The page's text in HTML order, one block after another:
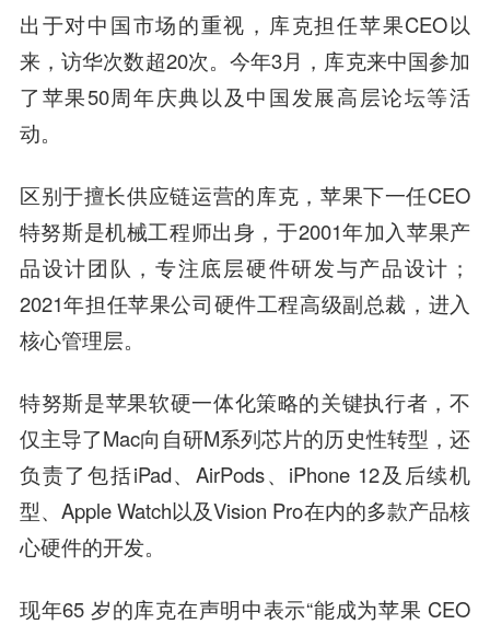
出于对中国市场的重视，库克担任苹果CEO以
来，访华次数超20次。今年3月，库克来中国参加
了苹果50周年庆典以及中国发展高层论坛等活
动。
区别于擅长供应链运营的库克，苹果下一任CEO
特努斯是机械工程师出身，于2001年加入苹果产
品设计团队，专注底层硬件研发与产品设计；
2021年担任苹果公司硬件工程高级副总裁，进入
核心管理层。
特努斯是苹果软硬一体化策略的关键执行者，不
仅主导了Mac向自研M系列芯片的历史性转型，还
负责了包括iPad、AirPods、iPhone 12及后续机
型、Apple Watch以及Vision Pro在内的多款产品核
心硬件的开发。
现年65 岁的库克在声明中表示“能成为苹果 CEO